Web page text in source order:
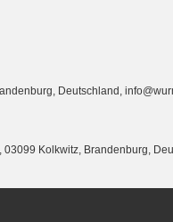
Deutschland,
Kolkwitz, Brandenburg,